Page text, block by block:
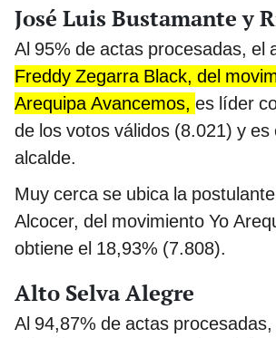
José Luis Bustamante y
Al 95% de actas procesadas, el
Freddy Zegarra Black, del
Arequipa Avancemos, es líder
de los votos válidos (8.021) y es
alcalde.
Muy cerca se ubica la
Alcocer, del movimiento Yo
obtiene el 18,93% (7.808).
Alto Selva Alegre
Al 94,87% de actas